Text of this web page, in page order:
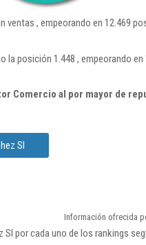
ventas , empeorando en 12.469
la posición 1.448 , empeorando
Comercio al por mayor de
Sl
Información ofrecida
por cada uno de los rankings